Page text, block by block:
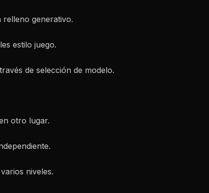
relleno generativo.
estilo juego.
de selección de modelo.
otro lugar.
niveles.